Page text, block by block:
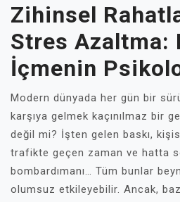
Zihinsel
Stres Azaltma:
İçmenin
Modern dünyada her gün bir
karşıya gelmek kaçınılmaz bir
değil mi? İşten gelen baskı,
trafikte geçen zaman ve hatta
bombardımanı… Tüm bunlar
olumsuz etkileyebilir. Ancak,